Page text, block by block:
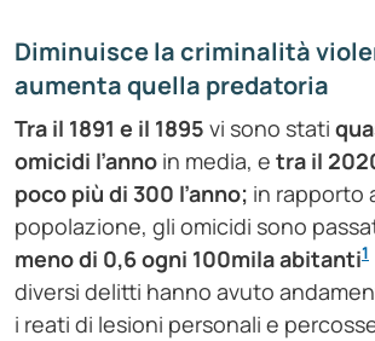
Diminuisce la criminalità
aumenta quella predatoria
Tra il 1891 e il 1895 vi sono stati
omicidi l’anno in media, e tra il
poco più di 300 l’anno; in rapporto
popolazione, gli omicidi sono
meno di 0,6 ogni 100milaabitanti1
diversi delitti hanno avuto
i reati di lesioni personali e